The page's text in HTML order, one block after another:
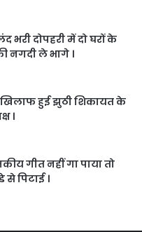
भरी दोपहरी में दो घरों के
नगदी ले भागे ।
खिलाफ हुई झुठी शिकायत के
।
गीत नहीं गा पाया तो
से पिटाई ।